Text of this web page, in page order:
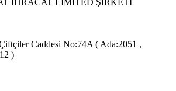
İHRACAT LİMİTED ŞİRKETİ
Caddesi No:74A ( Ada:2051 ,
)